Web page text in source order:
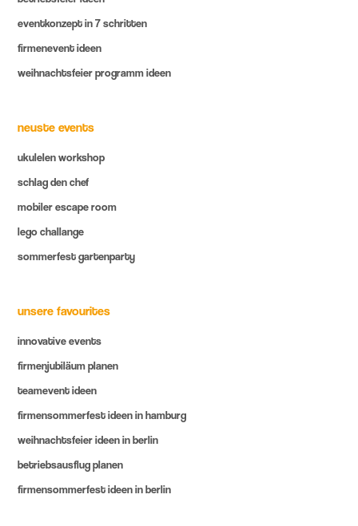
eventkonzept in 7 schritten
firmenevent ideen
weihnachtsfeier programm ideen
neuste events
ukulelen workshop
schlag den chef
mobiler escape room
lego challange
sommerfest gartenparty
unsere favourites
innovative events
firmenjubiläum planen
teamevent ideen
firmensommerfest ideen in hamburg
weihnachtsfeier ideen in berlin
betriebsausflug planen
firmensommerfest ideen in berlin